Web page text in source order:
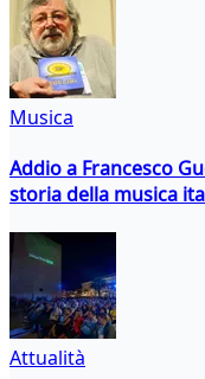
Musica
Addio a Francesco
storia della musica
Attualità